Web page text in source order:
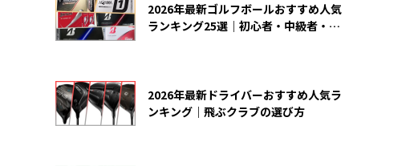
2026年最新ゴルフボールおすすめ人気
ランキング25選｜初心者・中級者・上
2026年最新ドライバーおすすめ人気ラ
ンキング｜飛ぶクラブの選び方